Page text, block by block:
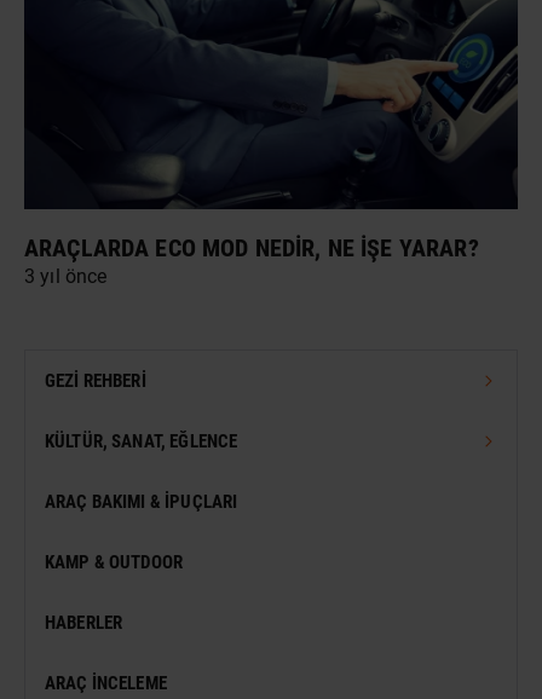
ARAÇLARDA ECO MOD NEDIR, NE İŞE YARAR?
3 yıl önce
GEZI REHBERI
TÜRKIYE GEZI REHBERI
KÜLTÜR, SANAT, EĞLENCE
FESTIVAL
ANTIK KENT & ALANLAR
ARAÇ BAKIMI & İPUÇLARI
KAMP & OUTDOOR
HABERLER
ARAÇ İNCELEME